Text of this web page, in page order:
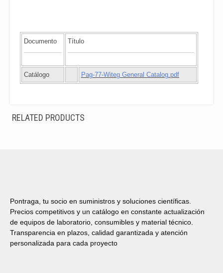
Documento Título
Catálogo Pag-77-Witeg General Catalog.pdf
RELATED PRODUCTS
Pontraga, tu socio en suministros y soluciones científicas.
Precios competitivos y un catálogo en constante actualización
de equipos de laboratorio, consumibles y material técnico.
Transparencia en plazos, calidad garantizada y atención
personalizada para cada proyecto